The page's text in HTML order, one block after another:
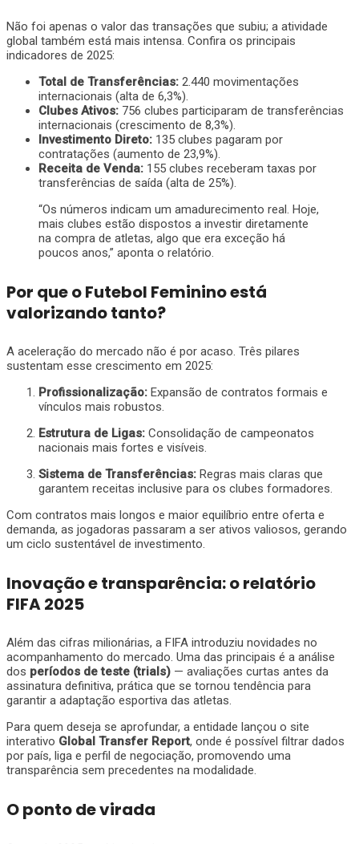
Não foi apenas o valor das transações que subiu; a atividade
global também está mais intensa. Confira os principais
indicadores de 2025:
Total de Transferências: 2.440 movimentações
internacionais (alta de 6,3%).
Clubes Ativos: 756 clubes participaram de transferências
internacionais (crescimento de 8,3%).
Investimento Direto: 135 clubes pagaram por
contratações (aumento de 23,9%).
Receita de Venda: 155 clubes receberam taxas por
transferências de saída (alta de 25%).
“Os números indicam um amadurecimento real. Hoje,
mais clubes estão dispostos a investir diretamente
na compra de atletas, algo que era exceção há
poucos anos,” aponta o relatório.
Por que o Futebol Feminino está
valorizando tanto?
A aceleração do mercado não é por acaso. Três pilares
sustentam esse crescimento em 2025:
Profissionalização: Expansão de contratos formais e
vínculos mais robustos.
Estrutura de Ligas: Consolidação de campeonatos
nacionais mais fortes e visíveis.
Sistema de Transferências: Regras mais claras que
garantem receitas inclusive para os clubes formadores.
Com contratos mais longos e maior equilíbrio entre oferta e
demanda, as jogadoras passaram a ser ativos valiosos, gerando
um ciclo sustentável de investimento.
Inovação e transparência: o relatório
FIFA 2025
Além das cifras milionárias, a FIFA introduziu novidades no
acompanhamento do mercado. Uma das principais é a análise
dos períodos de teste (trials) — avaliações curtas antes da
assinatura definitiva, prática que se tornou tendência para
garantir a adaptação esportiva das atletas.
Para quem deseja se aprofundar, a entidade lançou o site
interativo Global Transfer Report, onde é possível filtrar dados
por país, liga e perfil de negociação, promovendo uma
transparência sem precedentes na modalidade.
O ponto de virada